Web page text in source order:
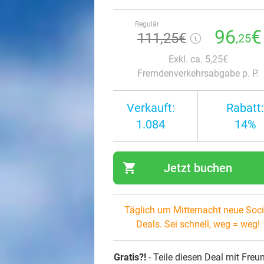
Regulär
111,25€ 96,25€
Exkl. ca. 5,25€
Fremdenverkehrsabgabe p. P.
Verkauft:
1.084
Rabatt:
14%
shopping_cart Jetzt buchen
Täglich um Mitternacht neue
Deals. Sei schnell, weg = weg!
Gratis?!- Teile diesen Deal mit